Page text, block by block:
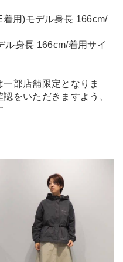
用)モデル身長 166cm/
身長 166cm/着用サイ
部店舗限定となりま
をいただきますよう、